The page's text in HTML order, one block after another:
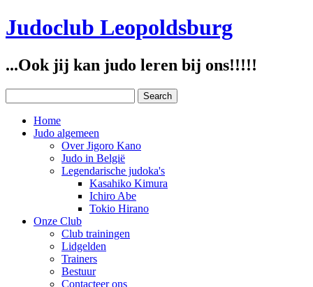
Judoclub Leopoldsburg
...Ook jij kan judo leren bij ons!!!!!
Home
Judo algemeen
Over Jigoro Kano
Judo in België
Legendarische judoka's
Kasahiko Kimura
Ichiro Abe
Tokio Hirano
Onze Club
Club trainingen
Lidgelden
Trainers
Bestuur
Contacteer ons